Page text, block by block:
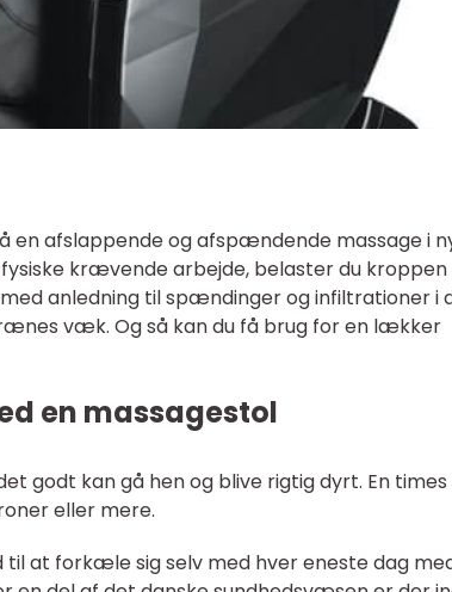
en afslappende og afspændende massage i
krævende arbejde, belaster du kroppen
anledning til spændinger og infiltrationer i
væk. Og så kan du få brug for en lækker
en massagestol
godt kan gå hen og blive rigtig dyrt. En times
eller mere.
at forkæle sig selv med hver eneste dag